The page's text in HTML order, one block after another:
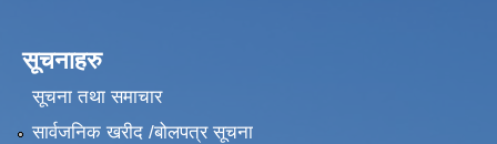
सूचनाहरु
सूचना तथा समाचार
सार्वजनिक खरीद /बोलपत्र सूचना